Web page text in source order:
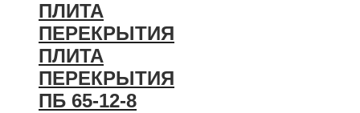
ПЛИТА
ПЕРЕКРЫТИЯ
ПЛИТА
ПЕРЕКРЫТИЯ
ПБ 65-12-8